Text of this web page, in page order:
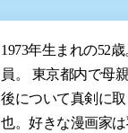
1973年生まれの52
員。 東京都内で母
後について真剣に
也。好きな漫画家は